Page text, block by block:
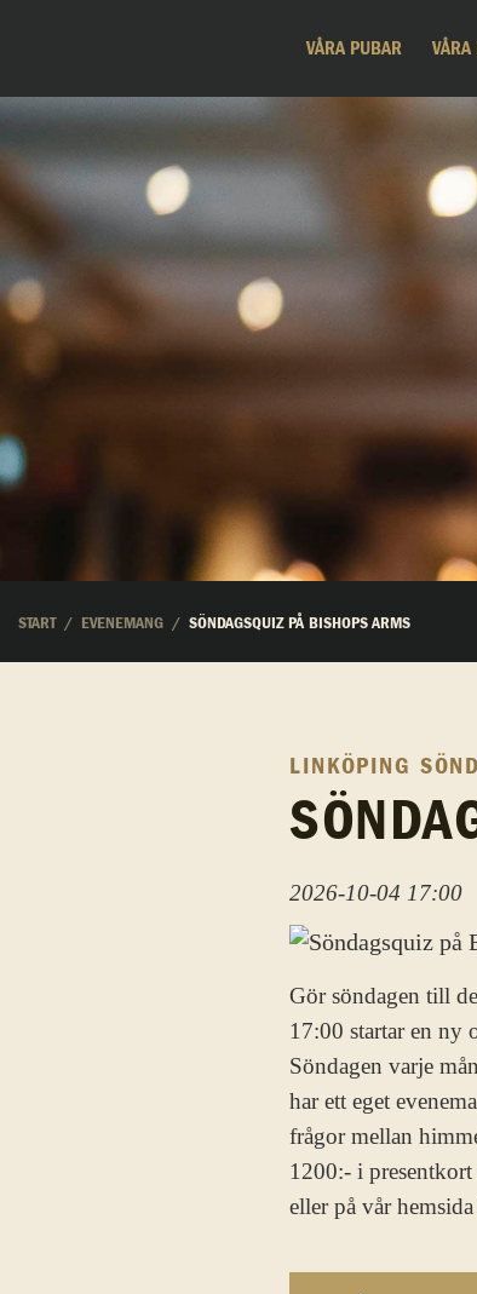
VÅRA PUBAR VÅRA
START EVENEMANG SÖNDAGSQUIZ PÅ BISHOPS ARMS
LINKÖPING
2026-10-04 17:00
Gör söndagen till
17:00 startar en ny
Söndagen varje
har ett eget
frågor mellan
1200:- i
eller på vår